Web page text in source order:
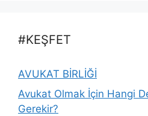
#KEŞFET
AVUKAT BİRLİĞİ
Avukat Olmak İçin Hangi
Gerekir?